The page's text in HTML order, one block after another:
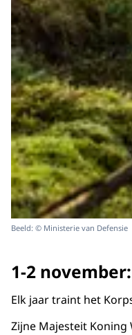
Beeld: © Ministerie van Defensie
1-2
Elk jaar traint het
Zijne Majesteit